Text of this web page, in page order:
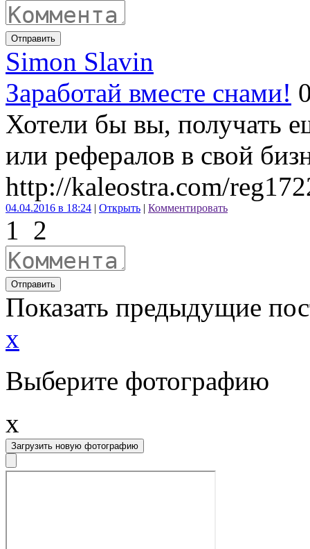
Отправить
Simon Slavin
Заработай вместе снами!
Хотели бы вы, получать
или рефералов в свой
http://kaleostra.com/
04.04.2016 в 18:24 | Открыть | Комментировать
1 2
Отправить
Показать предыдущие
x
Выберите фотографию
x
Загрузить новую фотографию